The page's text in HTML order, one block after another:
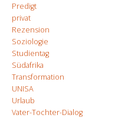
Predigt
privat
Rezension
Soziologie
Studientag
Südafrika
Transformation
UNISA
Urlaub
Vater-Tochter-Dialog